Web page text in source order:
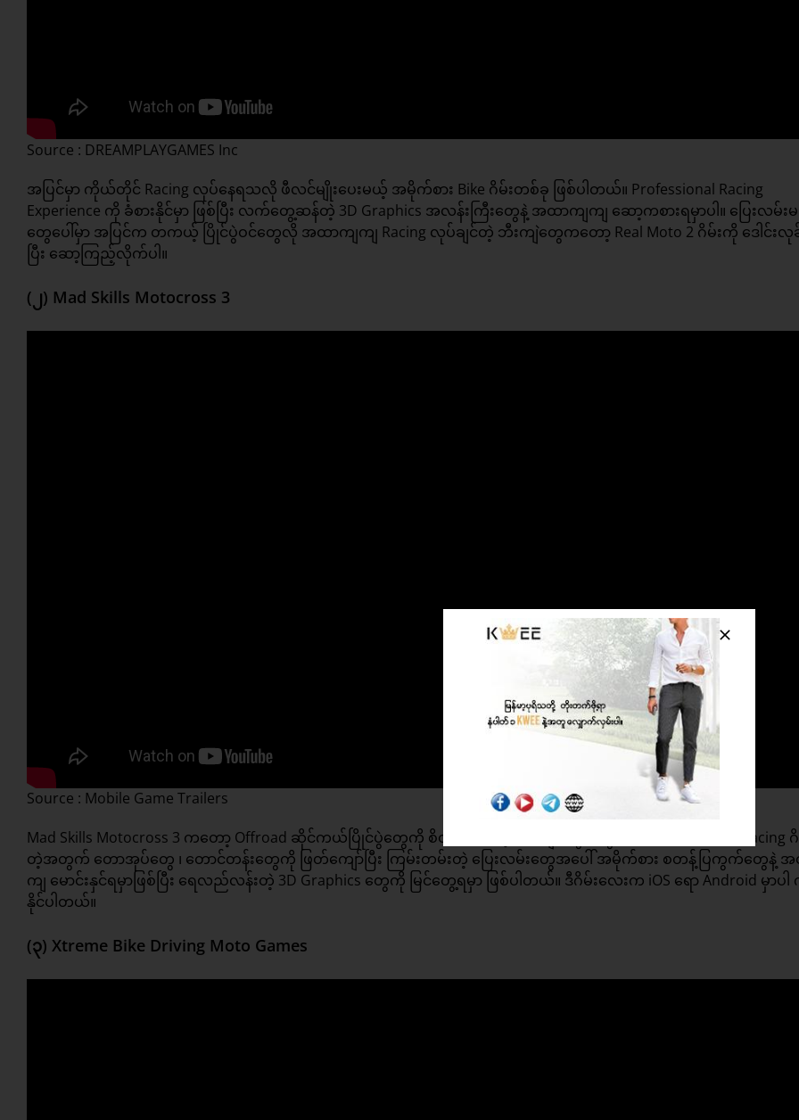
Source : DREAMPLAYGAMES Inc
အပြင်မှာ ကိုယ်တိုင် Racing လုပ်နေရသလို ဖီလင်မျိုးပေးမယ့် အမိုက်စား Bike ဂိမ်းတစ်ခု ဖြစ်ပါတယ်။ Professional Racing
Experience ကို ခံစားနိုင်မှာ ဖြစ်ပြီး လက်တွေ့ဆန်တဲ့ 3D Graphics အလန်းကြီးတွေနဲ့ အထာကျကျ ဆော့ကစားရမှာပါ။ ပြေးလမ်းမ
တွေပေါ်မှာ အပြင်က တကယ့် ပြိုင်ပွဲဝင်တွေလို အထာကျကျ Racing လုပ်ချင်တဲ့ ဘီးကျဲတွေကတော့ Real Moto 2 ဂိမ်းကို ဒေါင်း
ပြီး ဆော့ကြည့်လိုက်ပါ။
(၂) Mad Skills Motocross 3
Source : Mobile Game Trailers
Mad Skills Motocross 3 ကတော့ Offroad ဆိုင်ကယ်ပြိုင်ပွဲတွေကို စိတ်ဝင်စားတဲ့ ဘီးကျဲ တွေအတွက်ပါ။ Offroad Bike Racing ဂိ
တဲ့အတွက် တောအုပ်တွေ ၊ တောင်တန်းတွေကို ဖြတ်ကျော်ပြီး ကြမ်းတမ်းတဲ့ ပြေးလမ်းတွေအပေါ် အမိုက်စား စတန့်ပြကွက်တွေနဲ့
ကျ မောင်းနှင်ရမှာဖြစ်ပြီး ရေလည်လန်းတဲ့ 3D Graphics တွေကို မြင်တွေ့ရမှာ ဖြစ်ပါတယ်။ ဒီဂိမ်းလေးက iOS ရော Android မှာပါ
နိုင်ပါတယ်။
(၃) Xtreme Bike Driving Moto Games